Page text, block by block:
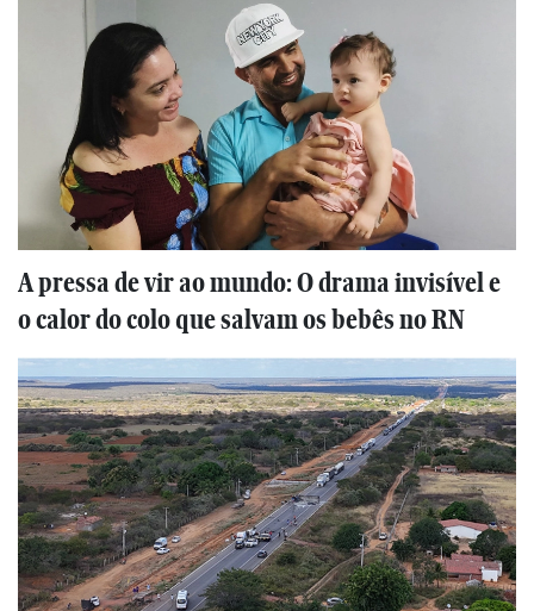
A pressa de vir ao mundo: O drama invisível e
o calor do colo que salvam os bebês no RN